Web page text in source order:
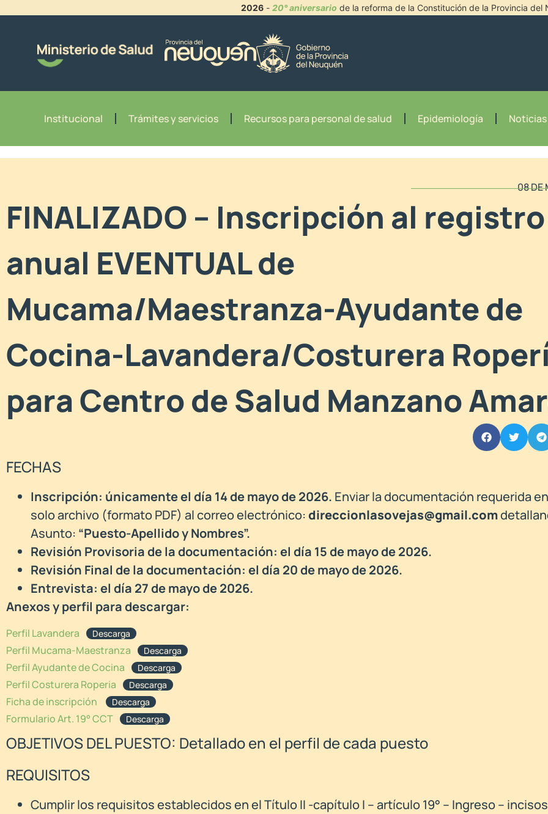
2026- 20° aniversario de la reforma de la Constitución de la Provincia del
Institucional Trámites y servicios Recursos para personal de salud Epidemiología Noticias
08 DE
FINALIZADO – Inscripción al registro
anual EVENTUAL de
Mucama/Maestranza-Ayudante de
Cocina-Lavandera/Costurera
para Centro de Salud Manzano
FECHAS
Inscripción: únicamente el día 14 de mayo de 2026. Enviar la documentación requerida
solo archivo (formato PDF) al correo electrónico:direccionlasovejas@gmail.com
Asunto: “Puesto-Apellido y Nombres”.
Revisión Provisoria de la documentación: el día 15 de mayo de 2026.
Revisión Final de la documentación: el día 20 de mayo de 2026.
Entrevista: el día 27 de mayo de 2026.
Anexos y perfil para descargar:
Perfil Lavandera Descarga
Perfil Mucama-Maestranza Descarga
Perfil Ayudante de Cocina Descarga
Perfil Costurera Roperia Descarga
Ficha de inscripción Descarga
Formulario Art. 19° CCT Descarga
OBJETIVOS DEL PUESTO: Detallado en el perfil de cada puesto
REQUISITOS
Cumplir los requisitos establecidos en el Título II -capítulo I – artículo 19° – Ingreso –